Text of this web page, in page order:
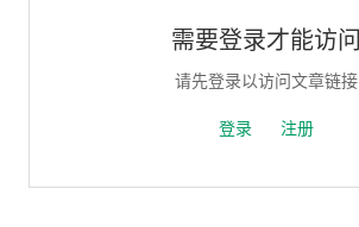
需要登录才能访问
请先登录以访问文章链接
登录 注册